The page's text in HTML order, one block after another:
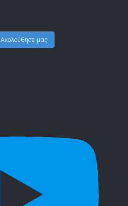
Ακολούθησε μας